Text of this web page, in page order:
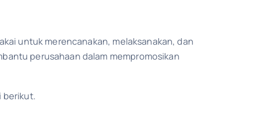
untuk merencanakan, melaksanakan, dan
perusahaan dalam mempromosikan
berikut.